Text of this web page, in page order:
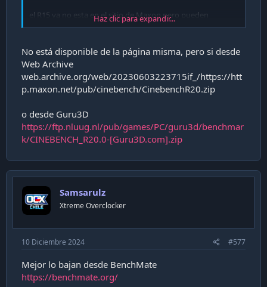
el R15 ya no esta en el sitio de Maxon pero pueden
descargarlo de Guru3dhttps://www.guru3d.com/files-
Haz clic para expandir...
No está disponible de la página misma, pero si desde
Web Archive
web.archive.org/web/20230603223715if_/https://htt
p.maxon.net/pub/cinebench/CinebenchR20.zip
o desde Guru3D
https://ftp.nluug.nl/pub/games/PC/guru3d/benchmar
k/CINEBENCH_R20.0-[Guru3D.com].zip
Samsarulz
Xtreme Overclocker
10 Diciembre 2024 #577
Mejor lo bajan desde BenchMate
https://benchmate.org/